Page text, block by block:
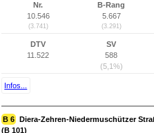
Nr.
10.546
(3.741)
B-Rang
5.667
(3.291)
DTV
11.522
SV
588
(5,1%)
Infos...
B 6 Diera-Zehren-Niedermuschützer
(B 101)